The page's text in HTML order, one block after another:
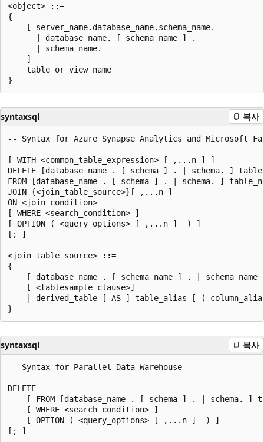
<object> ::=
{
    [ server_name.database_name.schema_name.
      | database_name. [ schema_name ] .
      | schema_name.
    ]
    table_or_view_name
syntaxsql 복사
-- Syntax for Azure Synapse Analytics and Microsoft
[ WITH <common_table_expression> [ ,...n ] ]
DELETE [database_name . [ schema ] . | schema. ]
FROM [database_name . [ schema ] . | schema. ]
JOIN {<join_table_source>}[ ,...n ]
ON <join_condition>
[ WHERE <search_condition> ]
[ OPTION ( <query_options> [ ,...n ]  ) ]
[; ]
<join_table_source> ::=
{
[ database_name . [ schema_name ] . |
    [ <tablesample_clause>]
| derived_table [ AS ] table_alias [ (
syntaxsql 복사
-- Syntax for Parallel Data Warehouse
DELETE
[ FROM [database_name . [ schema ] . | schema.
    [ WHERE <search_condition> ]
    [ OPTION ( <query_options> [ ,...n ]  ) ]